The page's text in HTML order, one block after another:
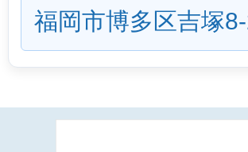
福岡市博多区吉塚